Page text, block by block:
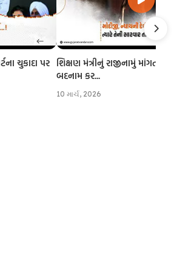
ચુકાદા પર શિક્ષણ મંત્રીનું રાજીનામું માંગતા
બદનામ કર...
10 માર્ચ, 2026